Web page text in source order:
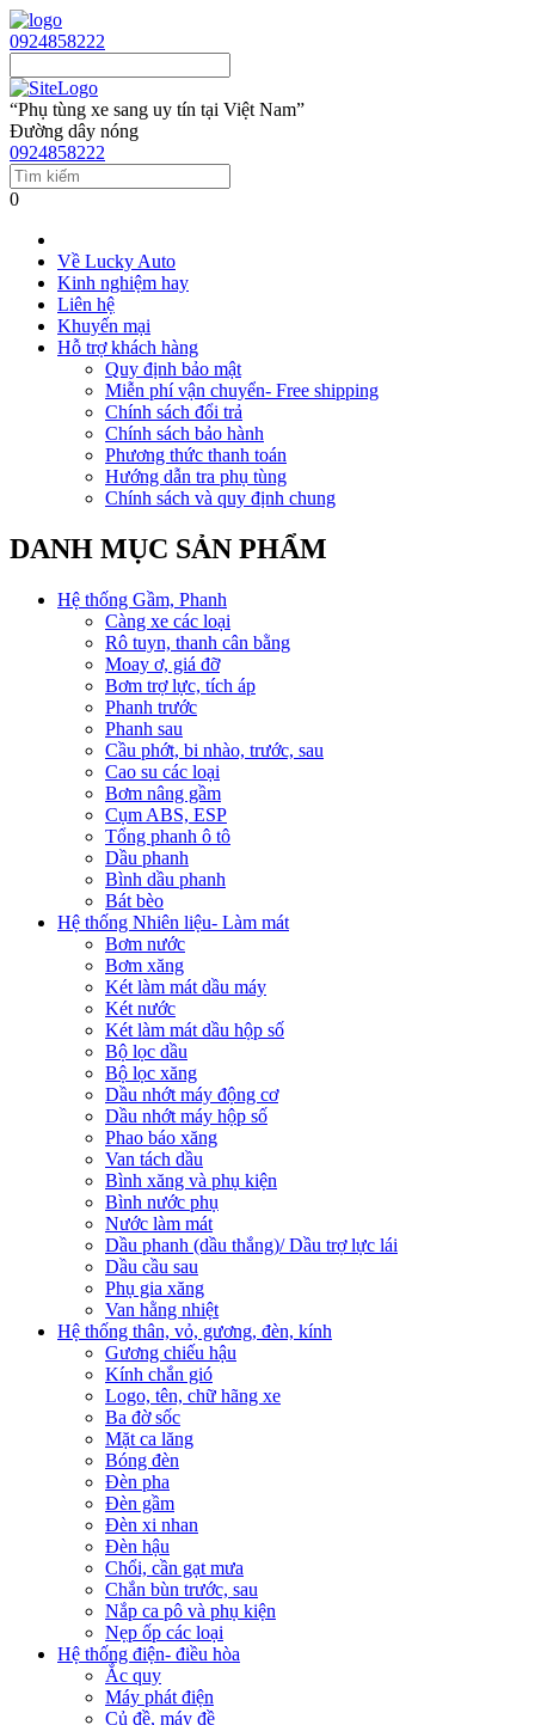
0924858222
“Phụ tùng xe sang uy tín tại Việt Nam”
Đường dây nóng
0924858222
0
Về Lucky Auto
Kinh nghiệm hay
Liên hệ
Khuyến mại
Hỗ trợ khách hàng
Quy định bảo mật
Miễn phí vận chuyển- Free shipping
Chính sách đổi trả
Chính sách bảo hành
Phương thức thanh toán
Hướng dẫn tra phụ tùng
Chính sách và quy định chung
DANH MỤC SẢN PHẨM
Hệ thống Gầm, Phanh
Càng xe các loại
Rô tuyn, thanh cân bằng
Moay ơ, giá đỡ
Bơm trợ lực, tích áp
Phanh trước
Phanh sau
Cầu phớt, bi nhào, trước, sau
Cao su các loại
Bơm nâng gầm
Cụm ABS, ESP
Tổng phanh ô tô
Dầu phanh
Bình dầu phanh
Bát bèo
Hệ thống Nhiên liệu- Làm mát
Bơm nước
Bơm xăng
Két làm mát dầu máy
Két nước
Két làm mát dầu hộp số
Bộ lọc dầu
Bộ lọc xăng
Dầu nhớt máy động cơ
Dầu nhớt máy hộp số
Phao báo xăng
Van tách dầu
Bình xăng và phụ kiện
Bình nước phụ
Nước làm mát
Dầu phanh (dầu thắng)/ Dầu trợ lực lái
Dầu cầu sau
Phụ gia xăng
Van hằng nhiệt
Hệ thống thân, vỏ, gương, đèn, kính
Gương chiếu hậu
Kính chắn gió
Logo, tên, chữ hãng xe
Ba đờ sốc
Mặt ca lăng
Bóng đèn
Đèn pha
Đèn gầm
Đèn xi nhan
Đèn hậu
Chổi, cần gạt mưa
Chắn bùn trước, sau
Nắp ca pô và phụ kiện
Nẹp ốp các loại
Hệ thống điện- điều hòa
Ắc quy
Máy phát điện
Củ đề, máy đề